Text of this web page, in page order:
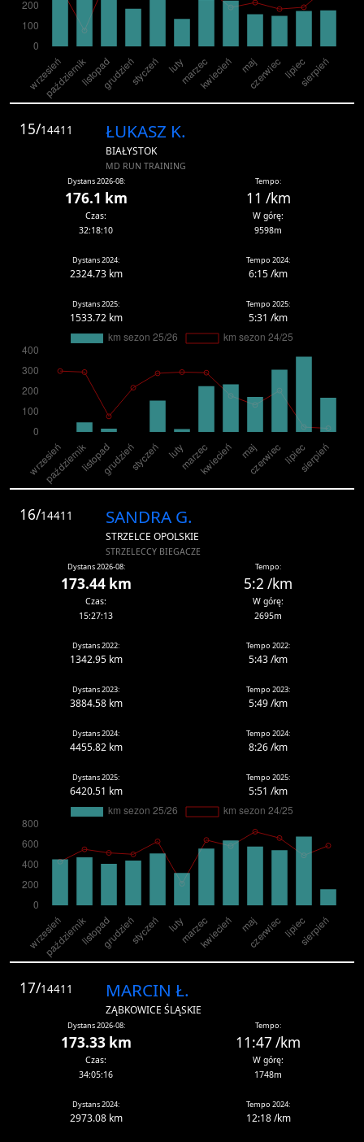
15/14411 ŁUKASZ K.
BIAŁYSTOK
MD RUN TRAINING
Dystans 2026-08:
176.1 km
Tempo:
11 /km
Czas:
32:18:10
W górę:
9598m
Dystans 2024:
2324.73 km
Tempo 2024:
6:15 /km
Dystans 2025:
1533.72 km
Tempo 2025:
5:31 /km
16/14411 SANDRA G.
STRZELCE OPOLSKIE
STRZELECCY BIEGACZE
Dystans 2026-08:
173.44 km
Tempo:
5:2 /km
Czas:
15:27:13
W górę:
2695m
Dystans 2022:
1342.95 km
Tempo 2022:
5:43 /km
Dystans 2023:
3884.58 km
Tempo 2023:
5:49 /km
Dystans 2024:
4455.82 km
Tempo 2024:
8:26 /km
Dystans 2025:
6420.51 km
Tempo 2025:
5:51 /km
17/14411 MARCIN Ł.
ZĄBKOWICE ŚLĄSKIE
Dystans 2026-08:
173.33 km
Tempo:
11:47 /km
Czas:
34:05:16
W górę:
1748m
Dystans 2024:
2973.08 km
Tempo 2024:
12:18 /km